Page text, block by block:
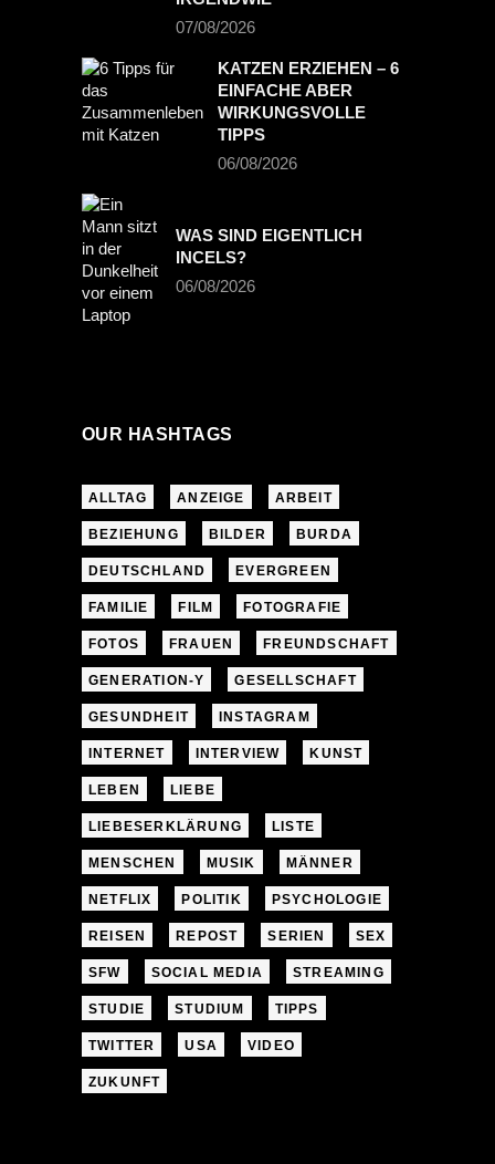
07/08/2026
KATZEN ERZIEHEN – 6
EINFACHE ABER
WIRKUNGSVOLLE
TIPPS
06/08/2026
WAS SIND EIGENTLICH
INCELS?
06/08/2026
OUR HASHTAGS
ALLTAG ANZEIGE ARBEIT
BEZIEHUNG BILDER BURDA
DEUTSCHLAND EVERGREEN
FAMILIE FILM FOTOGRAFIE
FOTOS FRAUEN FREUNDSCHAFT
GENERATION-Y GESELLSCHAFT
GESUNDHEIT INSTAGRAM
INTERNET INTERVIEW KUNST
LEBEN LIEBE
LIEBESERKLÄRUNG LISTE
MENSCHEN MUSIK MÄNNER
NETFLIX POLITIK PSYCHOLOGIE
REISEN REPOST SERIEN SEX
SFW SOCIAL MEDIA STREAMING
STUDIE STUDIUM TIPPS
TWITTER USA VIDEO
ZUKUNFT